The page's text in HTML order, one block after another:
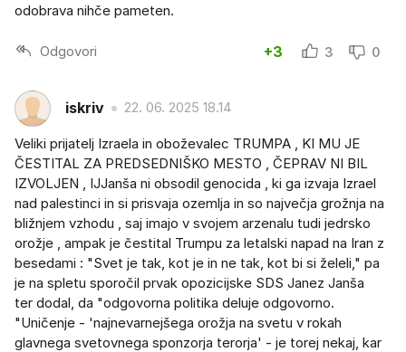
odobrava nihče pameten.
Odgovori +3 3 0
iskriv 22. 06. 2025 18.14
Veliki prijatelj Izraela in oboževalec TRUMPA , KI MU JE
ČESTITAL ZA PREDSEDNIŠKO MESTO , ČEPRAV NI BIL
IZVOLJEN , IJJanša ni obsodil genocida , ki ga izvaja Izrael
nad palestinci in si prisvaja ozemlja in so največja grožnja na
bližnjem vzhodu , saj imajo v svojem arzenalu tudi jedrsko
orožje , ampak je čestital Trumpu za letalski napad na Iran z
besedami : "Svet je tak, kot je in ne tak, kot bi si želeli," pa
je na spletu sporočil prvak opozicijske SDS Janez Janša
ter dodal, da "odgovorna politika deluje odgovorno.
"Uničenje - 'najnevarnejšega orožja na svetu v rokah
glavnega svetovnega sponzorja terorja' - je torej nekaj, kar